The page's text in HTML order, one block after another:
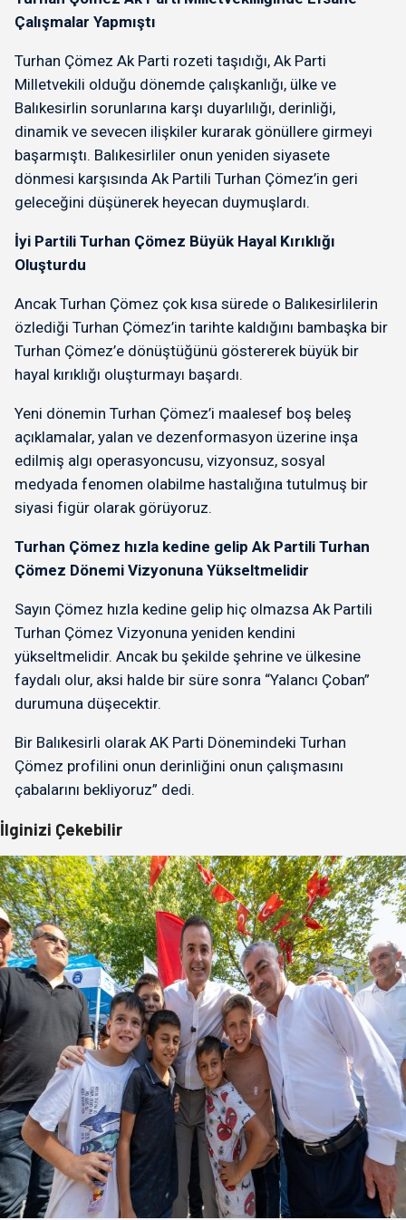
Çalışmalar Yapmıştı
Turhan Çömez Ak Parti rozeti taşıdığı, Ak Parti
Milletvekili olduğu dönemde çalışkanlığı, ülke ve
Balıkesirlin sorunlarına karşı duyarlılığı, derinliği,
dinamik ve sevecen ilişkiler kurarak gönüllere girmeyi
başarmıştı. Balıkesirliler onun yeniden siyasete
dönmesi karşısında Ak Partili Turhan Çömez’in geri
geleceğini düşünerek heyecan duymuşlardı.
İyi Partili Turhan Çömez Büyük Hayal Kırıklığı
Oluşturdu
Ancak Turhan Çömez çok kısa sürede o Balıkesirlilerin
özlediği Turhan Çömez’in tarihte kaldığını bambaşka bir
Turhan Çömez’e dönüştüğünü göstererek büyük bir
hayal kırıklığı oluşturmayı başardı.
Yeni dönemin Turhan Çömez’i maalesef boş beleş
açıklamalar, yalan ve dezenformasyon üzerine inşa
edilmiş algı operasyoncusu, vizyonsuz, sosyal
medyada fenomen olabilme hastalığına tutulmuş bir
siyasi figür olarak görüyoruz.
Turhan Çömez hızla kedine gelip Ak Partili Turhan
Çömez Dönemi Vizyonuna Yükseltmelidir
Sayın Çömez hızla kedine gelip hiç olmazsa Ak Partili
Turhan Çömez Vizyonuna yeniden kendini
yükseltmelidir. Ancak bu şekilde şehrine ve ülkesine
faydalı olur, aksi halde bir süre sonra “Yalancı Çoban”
durumuna düşecektir.
Bir Balıkesirli olarak AK Parti Dönemindeki Turhan
Çömez profilini onun derinliğini onun çalışmasını
çabalarını bekliyoruz” dedi.
İlginizi Çekebilir